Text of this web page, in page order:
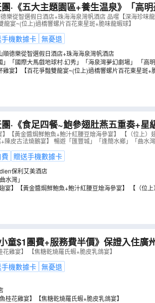
博物館 金榜牌坊 佛山宋城 中華第一
區 塘口墟天下糧倉 鳳儀裡碉樓群
西路 中山市博物館
遊區 梁啟超故居紀念館 長廊歡樂園 中
王國 筆架山大瀑布 清遠雞文化館 鳳
·《五大主題園區+養生温泉》「高
園~童話動物王國」（GCWFR03KJ
樂從智選假日酒店+珠海海泉灣帆酒店 品嚐【深海珍味
龍宴~(位上)過橋響螺片百花東星斑+脆味龍蝦球】
手機數據卡 無憂退
德樂從智選假日酒店+珠海海泉灣帆酒店
「國際大馬戲地球村·幻秀」「海泉灣夢幻劇場」 「高
宴】【百花爭豔雙龍宴~(位上)過橋響螺片百花東星斑+
龍躉(位上)+香茅堂焗大龍躉】
·《食足四餐~鮑參翅肚燕五重奏+星
（GTFFB02KJ）
】【黃金醬焗鮮鮑魚+鮑汁紅腰豆燴海參宴】 【（位上
皮古法燒鵝宴】 暢遊「匯豐城」「逢簡水鄉」「曲水灣
贈送手機數據卡
保利艾美酒店
水灣」
宴】【黃金醬焗鮮鮑魚+鮑汁紅腰豆燴海參宴】 【（位
窩+陳皮古法燒鵝宴】
童$1團費+服務費半價》保證入住廣
囊（ GAHFF02KJ）
雞宴】 【焦糖乾燒羅氏蝦+脆皮乳鴿宴】
手機數據卡 無憂退
桂花雞宴】【焦糖乾燒羅氏蝦+脆皮乳鴿宴】